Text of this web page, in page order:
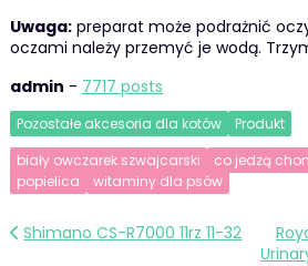
Uwaga:preparat może podrażnić
oczami należy przemyć je wodą.
admin - 7717 posts
Pozostałe akcesoria dla kotów
Produkt
biały owczarek szwajcarski
co jedzą
popielica
witaminy dla psów
Nawigacja
Shimano CS-R7000 11rz 11-32